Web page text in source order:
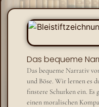
Das bequeme
Das bequeme Narrativ
und Böse. Wir lernen es
finstere Schurken ein.
einen moralischen